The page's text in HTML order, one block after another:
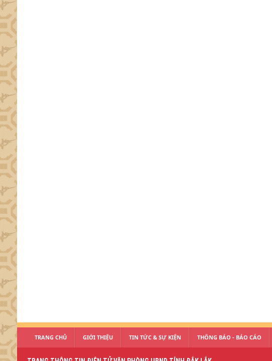
TRANG CHỦ GIỚI THIỆU TIN TỨC & SỰ KIỆN THÔNG BÁO - BÁO CÁO